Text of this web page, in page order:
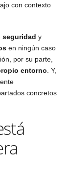
con contexto
seguridad y
en ningún caso
por su parte,
entorno . Y,
concretos